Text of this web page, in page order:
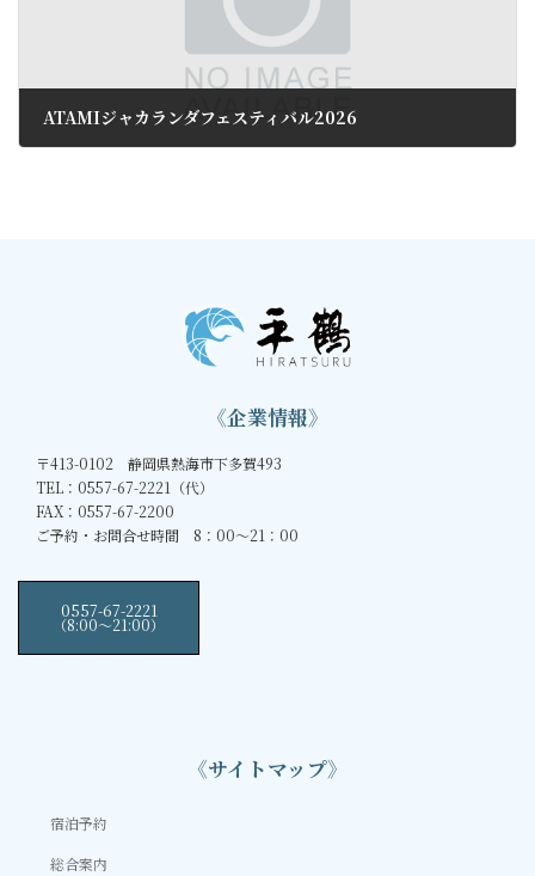
ATAMIジャカランダフェスティバル2026
《企業情報》
〒413-0102 静岡県熱海市下多賀493
TEL：0557-67-2221（代）
FAX：0557-67-2200
ご予約・お問合せ時間 8：00～21：00
0557-67-2221
（8:00〜21:00）
《サイトマップ》
宿泊予約
総合案内